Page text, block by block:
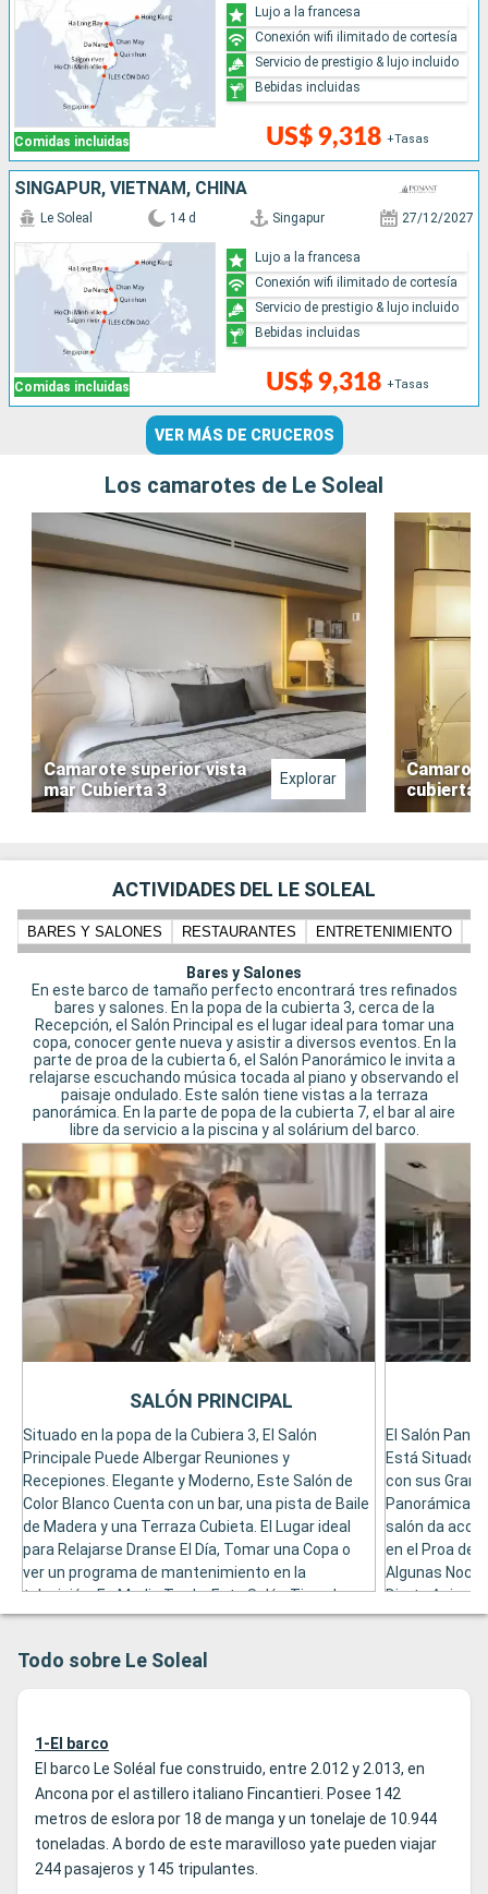
Comidas incluidas US$ 9,318 +Tasas
Lujo a la francesa
Conexión wifi ilimitado de cortesía
Servicio de prestigio & lujo incluido
Bebidas incluidas
SINGAPUR, VIETNAM, CHINA
Comidas incluidas
Le Soleal 14 d Singapur 27/12/2027
US$ 9,318 +Tasas
Lujo a la francesa
Conexión wifi ilimitado de cortesía
Servicio de prestigio & lujo incluido
Bebidas incluidas
VER MÁS DE CRUCEROS
Los camarotes de Le Soleal
Camarote superior vista
mar Cubierta 3
Explorar
cubierta
ACTIVIDADES DEL LE SOLEAL
BARES Y SALONES RESTAURANTES ENTRETENIMIENTO
Bares y Salones
En este barco de tamaño perfecto encontrará tres refinados
bares y salones. En la popa de la cubierta 3, cerca de la
Recepción, el Salón Principal es el lugar ideal para tomar una
copa, conocer gente nueva y asistir a diversos eventos. En la
parte de proa de la cubierta 6, el Salón Panorámico le invita a
relajarse escuchando música tocada al piano y observando el
paisaje ondulado. Este salón tiene vistas a la terraza
panorámica. En la parte de popa de la cubierta 7, el bar al aire
libre da servicio a la piscina y al solárium del barco.
Situado en la popa de la Cubiera 3, El Salón
Principale Puede Albergar Reuniones y
Recepiones. Elegante y Moderno, Este Salón de
Color Blanco Cuenta con un bar, una pista de Baile
de Madera y una Terraza Cubieta. El Lugar ideal
para Relajarse Dranse El Día, Tomar una Copa o
ver un programa de mantenimiento en la
televisión. En Media Tarde, Este Salón Tiene Lugar
la "Hora del Té". Por la Noche, Puede Défrutar de
Metros Cuadrados, El Salón, directora Tiene
SALÓN PRINCIPAL
El Salón
Está Situado
con sus
Panorámica
salón da
en el Proa del
Algunas
Direto
Diversificar
Todo sobre Le Soleal
1-El barco
El barco Le Soléal fue construido, entre 2.012 y 2.013, en
Ancona por el astillero italiano Fincantieri. Posee 142
metros de eslora por 18 de manga y un tonelaje de 10.944
toneladas. A bordo de este maravilloso yate pueden viajar
244 pasajeros y 145 tripulantes.